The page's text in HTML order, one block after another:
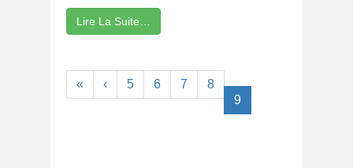
Lire La Suite…
« ‹ 5 6 7
8
9